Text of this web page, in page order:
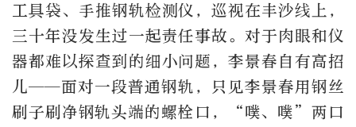
工具袋、手推钢轨检测仪，巡视在丰沙线上，
三十年没发生过一起责任事故。对于肉眼和仪
器都难以探查到的细小问题，李景春自有高招
儿——面对一段普通钢轨，只见李景春用钢丝
刷子刷净钢轨头端的螺栓口，“噗、噗”两口